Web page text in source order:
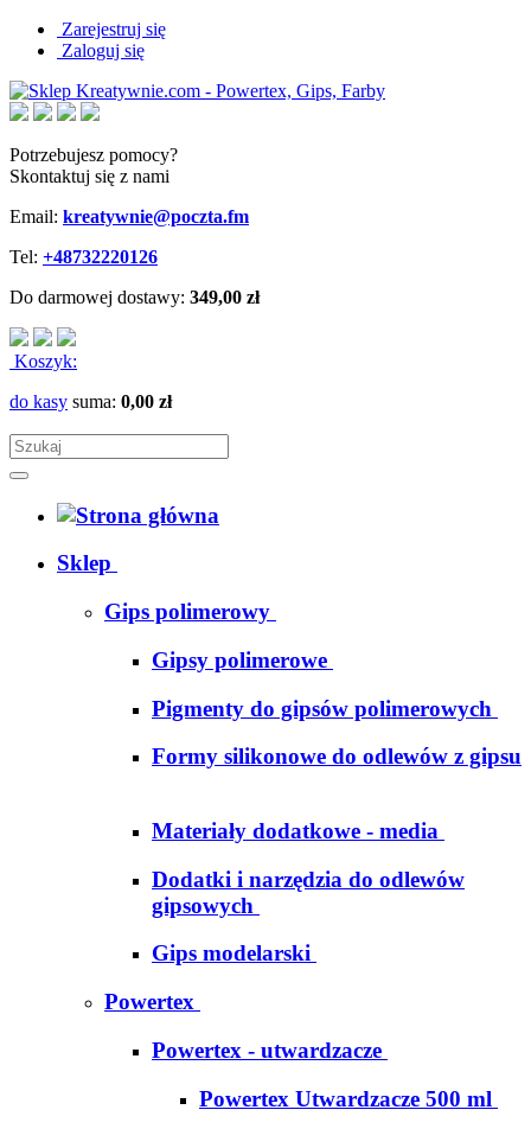
Zarejestruj się
Zaloguj się
Potrzebujesz pomocy?
Skontaktuj się z nami
Email: kreatywnie@poczta.fm
Tel: +48732220126
Do darmowej dostawy: 349,00 zł
Koszyk:
do kasy suma: 0,00 zł
Sklep
Gips polimerowy
Gipsy polimerowe
Pigmenty do gipsów polimerowych
Formy silikonowe do odlewów z gipsu
Materiały dodatkowe - media
Dodatki i narzędzia do odlewów
gipsowych
Gips modelarski
Powertex
Powertex - utwardzacze
Powertex Utwardzacze 500 ml